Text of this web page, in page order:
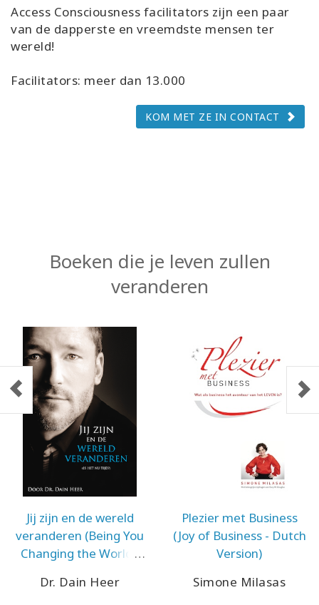
Access Consciousness facilitators zijn een paar
van de dapperste en vreemdste mensen ter
wereld!
Facilitators: meer dan 13.000
KOM MET ZE IN CONTACT
Boeken die je leven zullen
veranderen
Jij zijn en de wereld
veranderen (Being You
Changing the World -
Dr. Dain Heer
Plezier met Business
(Joy of Business - Dutch
Version)
Simone Milasas